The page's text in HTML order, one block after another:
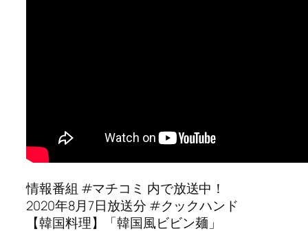
情報番組 #マチコミ 内で放送中！
2020年8月7日放送分 #クックハンド
【韓国料理】「韓国風ビビン麺」